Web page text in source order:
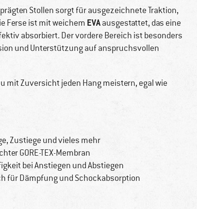
Stollen sorgt für ausgezeichnete Traktion,
Ferse ist mit weichem EVAausgestattet, das eine
absorbiert. Der vordere Bereich ist besonders
und Unterstützung auf anspruchsvollen
mit Zuversicht jeden Hang meistern, egal wie
Zustiege und vieles mehr
GORE-TEX-Membran
bei Anstiegen und Abstiegen
für Dämpfung und Schockabsorption